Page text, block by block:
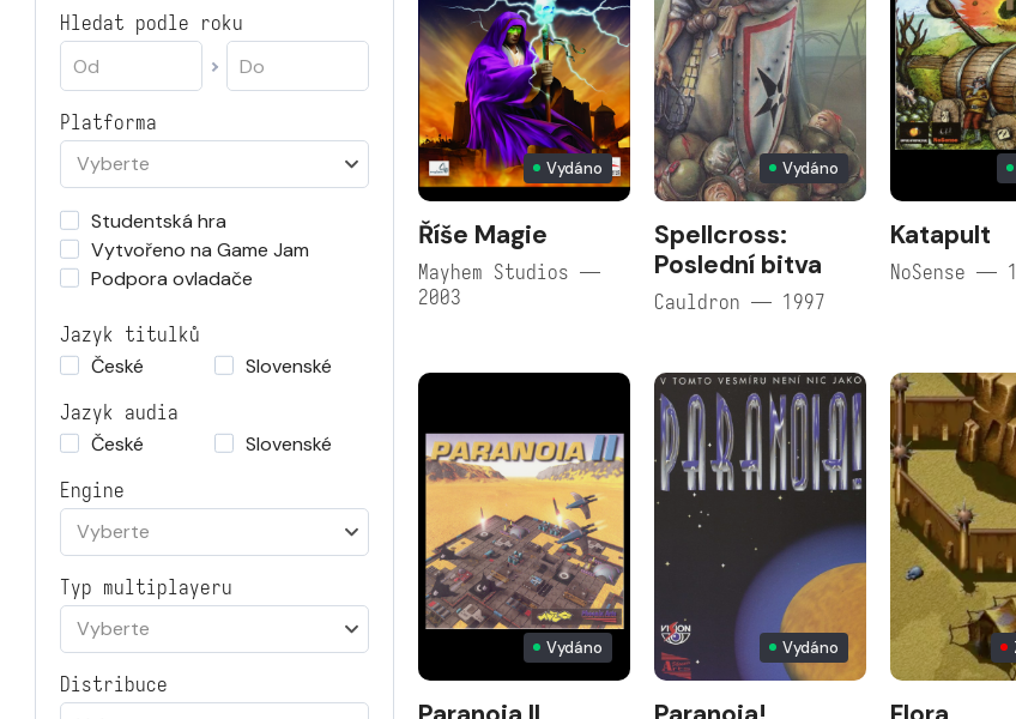
Hledat podle roku
Platforma
Vyberte
Studentská hra
Vytvořeno na Game Jam
Podpora ovladače
Jazyk titulků
České
Slovenské
Jazyk audia
České
Slovenské
Engine
Vyberte
Typ multiplayeru
Vyberte
Distribuce
Vydáno
Říše Magie
Mayhem Studios —
2003
Vydáno
Spellcross:
Poslední bitva
Cauldron — 1997
Katapult
NoSense —
Vydáno Vydáno